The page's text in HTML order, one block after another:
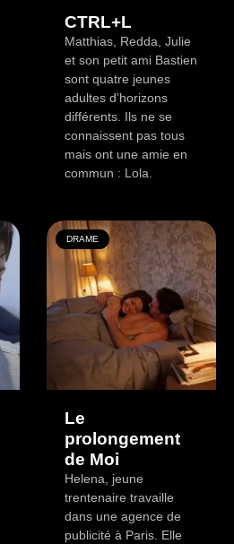
CTRL+L
Matthias, Redda, Julie
et son petit ami Bastien
sont quatre jeunes
adultes d’horizons
différents. Ils ne se
connaissent pas tous
mais ont une amie en
commun : Lola.
DRAME
Le
prolongement
de Moi
Helena, jeune
trentenaire travaille
dans une agence de
publicité à Paris. Elle